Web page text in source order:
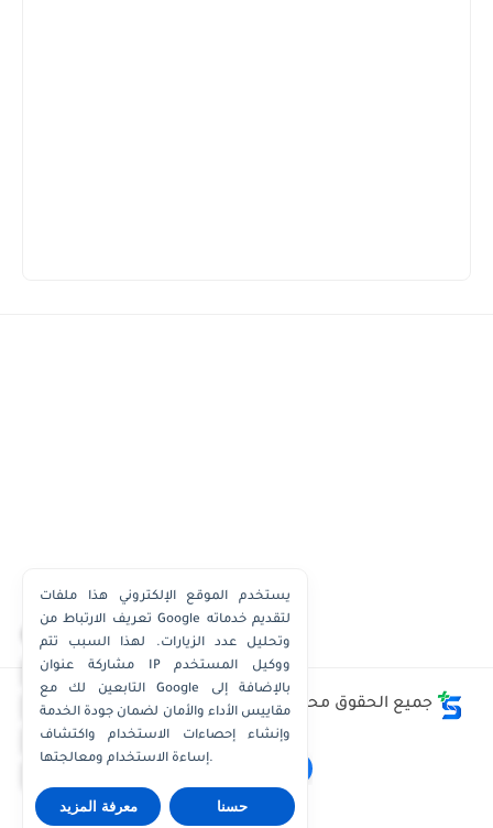
واتساب الكويت
واتساب قطر
واتساب عُمان
جميع الحقوق محفوظة ©
وظائف الكويت توداي - Kuwait
Jobs Today
يستخدم الموقع الإلكتروني هذا ملفات
تعريف الارتباط من Google لتقديم خدماته
وتحليل عدد الزيارات. لهذا السبب تتم
مشاركة عنوان IP ووكيل المستخدم
التابعين لك مع Google بالإضافة إلى
مقاييس الأداء والأمان لضمان جودة الخدمة
وإنشاء إحصاءات الاستخدام واكتشاف
إساءة الاستخدام ومعالجتها.
معرفة المزيد حسنا